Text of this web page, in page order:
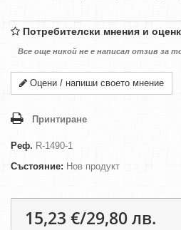
Потребителски мнения и
Все още никой не е написал отзив за
Оцени / напиши своето мнение
Принтиране
Реф. R-1490-1
Състояние: Нов продукт
15,23 €/29,80 лв.